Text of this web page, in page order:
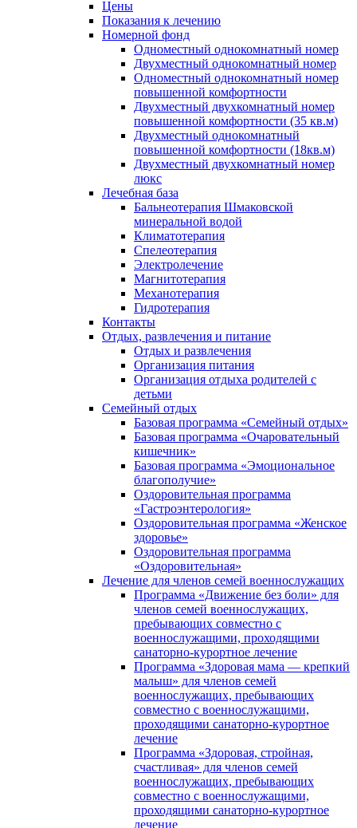
Цены
Показания к лечению
Номерной фонд
Одноместный однокомнатный номер
Двухместный однокомнатный номер
Одноместный однокомнатный номер
повышенной комфортности
Двухместный двухкомнатный номер
повышенной комфортности (35 кв.м)
Двухместный однокомнатный
повышенной комфортности (18кв.м)
Двухместный двухкомнатный номер
люкс
Лечебная база
Бальнеотерапия Шмаковской
минеральной водой
Климатотерапия
Спелеотерапия
Электролечение
Магнитотерапия
Механотерапия
Гидротерапия
Контакты
Отдых, развлечения и питание
Отдых и развлечения
Организация питания
Организация отдыха родителей с
детьми
Семейный отдых
Базовая программа «Семейный отдых»
Базовая программа «Очаровательный
кишечник»
Базовая программа «Эмоциональное
благополучие»
Оздоровительная программа
«Гастроэнтерология»
Оздоровительная программа «Женское
здоровье»
Оздоровительная программа
«Оздоровительная»
Лечение для членов семей военнослужащих
Программа «Движение без боли» для
членов семей военнослужащих,
пребывающих совместно с
военнослужащими, проходящими
санаторно-курортное лечение
Программа «Здоровая мама — крепкий
малыш» для членов семей
военнослужащих, пребывающих
совместно с военнослужащими,
проходящими санаторно-курортное
лечение
Программа «Здоровая, стройная,
счастливая» для членов семей
военнослужащих, пребывающих
совместно с военнослужащими,
проходящими санаторно-курортное
лечение